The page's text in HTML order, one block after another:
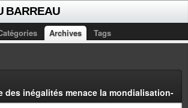
BARREAU
Archives Tags
des inégalités menace la mondialisation-